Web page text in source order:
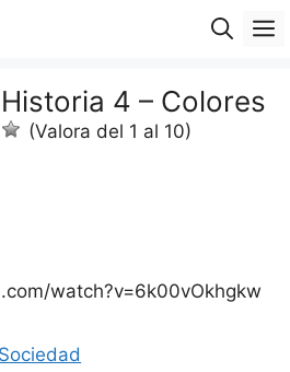
4 – Colores
(Valora del 1 al 10)
watch?v=6k00vOkhgkw
Sociedad